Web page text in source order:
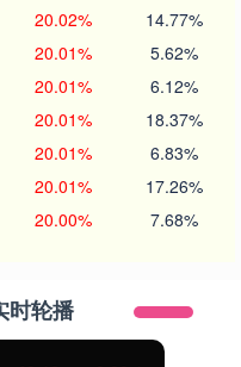
20.02% 14.77%
20.01% 5.62%
20.01% 6.12%
20.01% 18.37%
20.01% 6.83%
20.01% 17.26%
20.00% 7.68%
时轮播